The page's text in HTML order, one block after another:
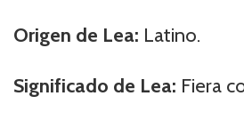
Origen de Lea: Latino.
Significado de Lea: Fiera